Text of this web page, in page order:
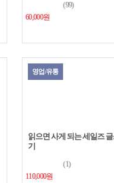
(99)
60,000원
영업/유통
읽으면 사게 되는 세일즈
기
(1)
110,000원